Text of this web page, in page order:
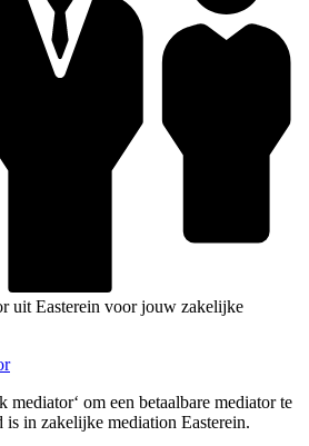
uit Easterein voor jouw zakelijke
om een betaalbare mediator te
is in zakelijke mediation Easterein.